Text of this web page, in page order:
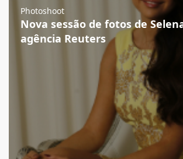
Photoshoot
Nova sessão de fotos de
agência Reuters